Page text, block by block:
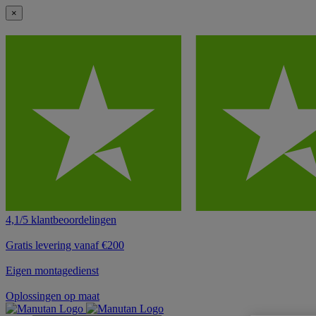
×
4,1/5 klantbeoordelingen
Gratis levering vanaf €200
Eigen montagedienst
Oplossingen op maat